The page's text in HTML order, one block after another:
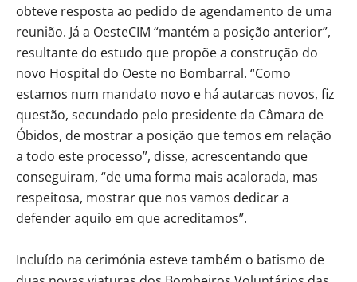
obteve resposta ao pedido de agendamento de uma
reunião. Já a OesteCIM “mantém a posição anterior”,
resultante do estudo que propõe a construção do
novo Hospital do Oeste no Bombarral. “Como
estamos num mandato novo e há autarcas novos, fiz
questão, secundado pelo presidente da Câmara de
Óbidos, de mostrar a posição que temos em relação
a todo este processo”, disse, acrescentando que
conseguiram, “de uma forma mais acalorada, mas
respeitosa, mostrar que nos vamos dedicar a
defender aquilo em que acreditamos”.
Incluído na cerimónia esteve também o batismo de